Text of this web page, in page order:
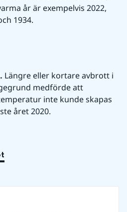
år är exempelvis 2022,
1934.
Längre eller kortare avbrott i
medförde att
inte kunde skapas
året 2020.